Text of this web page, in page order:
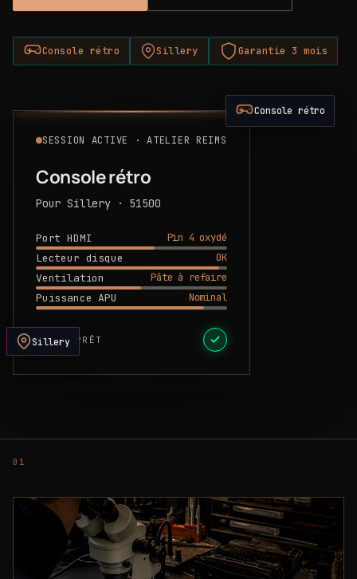
Console rétro Sillery Garantie 3 mois
SESSION ACTIVE · ATELIER REIMS
Console rétro
Pour Sillery · 51500
Port HDMI
Pin 4 oxydé
Lecteur disque
OK
Ventilation
Pâte à refaire
Puissance APU
Nominal
DEVIS PRÊT
Console rétro
Sillery